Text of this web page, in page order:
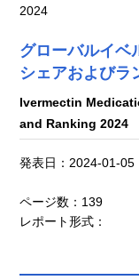
2024
グローバルイベ
シェアおよびラ
Ivermectin
and Ranking 2024
発表日：2024-01-05
ページ数：139
レポート形式：